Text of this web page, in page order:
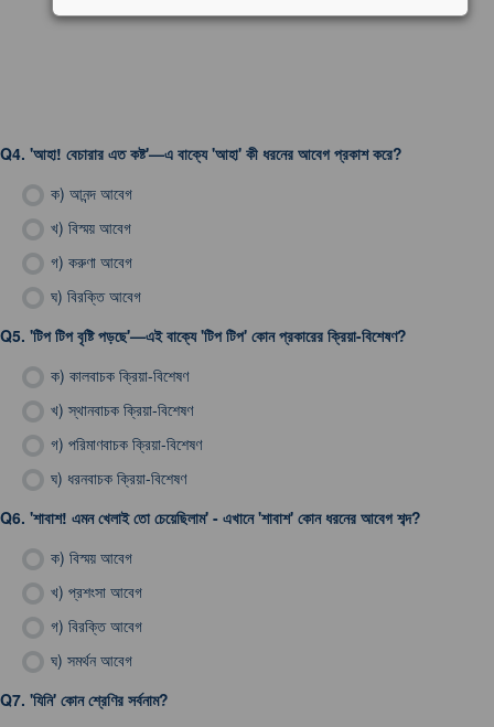
Q4. 'আহা! বেচারার এত কষ্ট'—এ বাক্যে 'আহা' কী ধরনের আবেগ প্রকাশ করে?
ক) আনন্দ আবেগ
খ) বিস্ময় আবেগ
গ) করুণা আবেগ
ঘ) বিরক্তি আবেগ
Q5. 'টিপ টিপ বৃষ্টি পড়ছে'—এই বাক্যে 'টিপ টিপ' কোন প্রকারের ক্রিয়া-বিশেষণ?
ক) কালবাচক ক্রিয়া-বিশেষণ
খ) স্থানবাচক ক্রিয়া-বিশেষণ
গ) পরিমাণবাচক ক্রিয়া-বিশেষণ
ঘ) ধরনবাচক ক্রিয়া-বিশেষণ
Q6. 'শাবাশ! এমন খেলাই তো চেয়েছিলাম' - এখানে 'শাবাশ' কোন ধরনের আবেগ শব্দ?
ক) বিস্ময় আবেগ
খ) প্রশংসা আবেগ
গ) বিরক্তি আবেগ
ঘ) সমর্থন আবেগ
Q7. 'যিনি' কোন শ্রেণির সর্বনাম?